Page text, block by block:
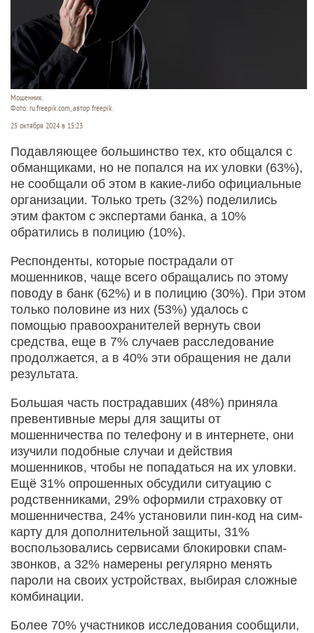
Мошенник.
Фото: ru.freepik.com, автор freepik.
25 октября 2024 в 15:23
Подавляющее большинство тех, кто общался с
обманщиками, но не попался на их уловки (63%),
не сообщали об этом в какие-либо официальные
организации. Только треть (32%) поделились
этим фактом с экспертами банка, а 10%
обратились в полицию (10%).
Респонденты, которые пострадали от
мошенников, чаще всего обращались по этому
поводу в банк (62%) и в полицию (30%). При этом
только половине из них (53%) удалось с
помощью правоохранителей вернуть свои
средства, еще в 7% случаев расследование
продолжается, а в 40% эти обращения не дали
результата.
Большая часть пострадавших (48%) приняла
превентивные меры для защиты от
мошенничества по телефону и в интернете, они
изучили подобные случаи и действия
мошенников, чтобы не попадаться на их уловки.
Ещё 31% опрошенных обсудили ситуацию с
родственниками, 29% оформили страховку от
мошенничества, 24% установили пин-код на сим-
карту для дополнительной защиты, 31%
воспользовались сервисами блокировки спам-
звонков, а 32% намерены регулярно менять
пароли на своих устройствах, выбирая сложные
комбинации.
Более 70% участников исследования сообщили,